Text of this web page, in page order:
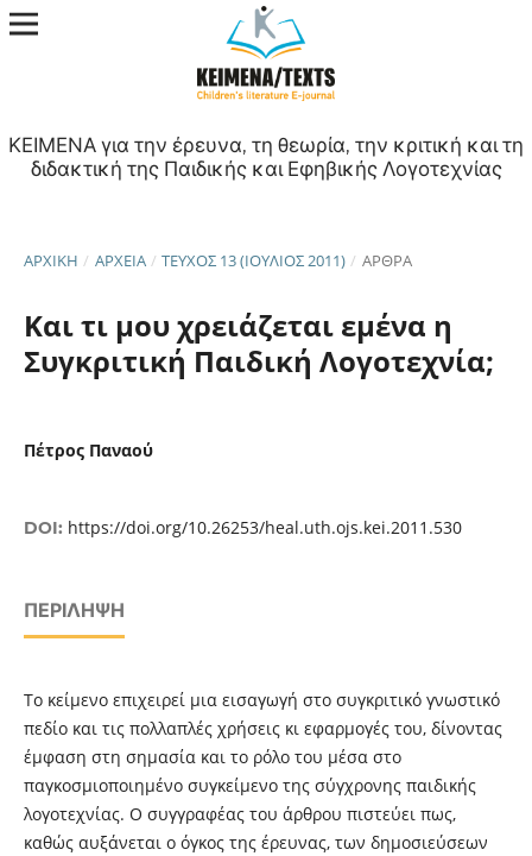
ΚΕΙΜΕΝΑ για την έρευνα, τη θεωρία, την κριτική και τη
διδακτική της Παιδικής και Εφηβικής Λογοτεχνίας
ΑΡΧΙΚΉ / ΑΡΧΕΊΑ / ΤΕΎΧΟΣ 13 (ΙΟΎΛΙΟΣ 2011) / ΑΡΘΡΑ
Και τι μου χρειάζεται εμένα η
Συγκριτική Παιδική Λογοτεχνία;
Πέτρος Παναού
DOI: https://doi.org/10.26253/heal.uth.ojs.kei.2011.530
ΠΕΡΊΛΗΨΗ
Το κείμενο επιχειρεί μια εισαγωγή στο συγκριτικό γνωστικό
πεδίο και τις πολλαπλές χρήσεις κι εφαρμογές του, δίνοντας
έμφαση στη σημασία και το ρόλο του μέσα στο
παγκοσμιοποιημένο συγκείμενο της σύγχρονης παιδικής
λογοτεχνίας. Ο συγγραφέας του άρθρου πιστεύει πως,
καθώς αυξάνεται ο όγκος της έρευνας, των δημοσιεύσεων